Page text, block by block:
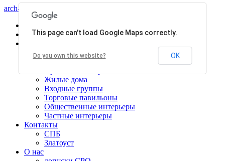
arch-centr
Услуги
Общественные здания
Производственные здания
Жилые дома
Входные группы
Торговые павильоны
Общественные интерьеры
Частные интерьеры
Контакты
СПБ
Златоуст
О нас
This page can't load Google Maps correctly.
Do you own this website? OK